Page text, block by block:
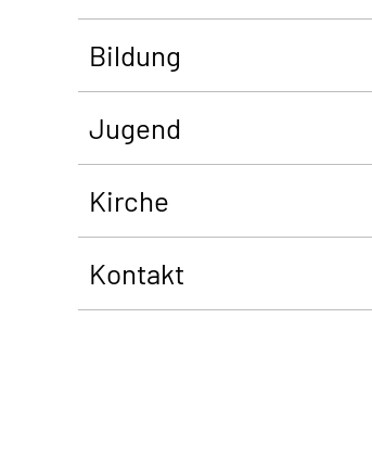
Bildung
Jugend
Kirche
Kontakt